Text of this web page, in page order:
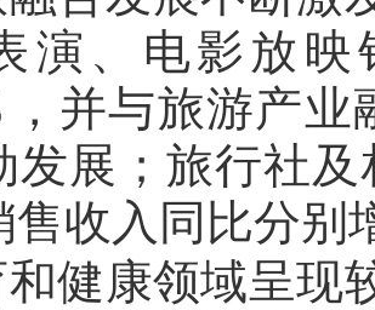
演、电影放映
，并与旅游产
发展；旅行社
售收入同比分别
健康领域呈现